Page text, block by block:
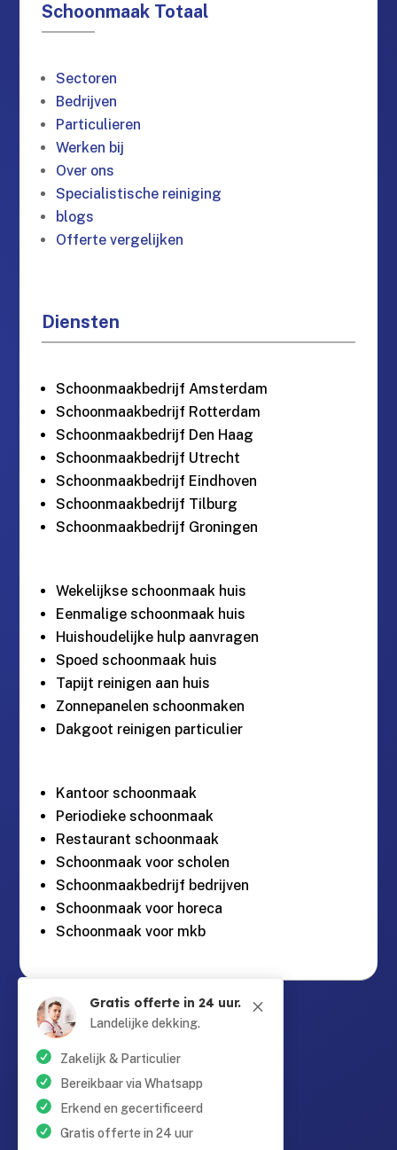
Schoonmaak Totaal
Sectoren
Bedrijven
Particulieren
Werken bij
Over ons
Specialistische reiniging
blogs
Offerte vergelijken
Diensten
Schoonmaakbedrijf Amsterdam
Schoonmaakbedrijf Rotterdam
Schoonmaakbedrijf Den Haag
Schoonmaakbedrijf Utrecht
Schoonmaakbedrijf Eindhoven
Schoonmaakbedrijf Tilburg
Schoonmaakbedrijf Groningen
Wekelijkse schoonmaak huis
Eenmalige schoonmaak huis
Huishoudelijke hulp aanvragen
Spoed schoonmaak huis
Tapijt reinigen aan huis
Zonnepanelen schoonmaken
Dakgoot reinigen particulier
Kantoor schoonmaak
Periodieke schoonmaak
Restaurant schoonmaak
Schoonmaak voor scholen
Schoonmaakbedrijf bedrijven
Schoonmaak voor horeca
Schoonmaak voor mkb

Guntersteinweg 377,
2531KA Den Haag

 085 90 24 24 6
M
Gratis offerte in 24 uur.
Landelijke dekking.
Zakelijk & Particulier
Bereikbaar via Whatsapp
Erkend en gecertificeerd
Gratis offerte in 24 uur